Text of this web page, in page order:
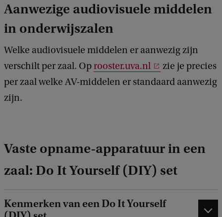
Aanwezige audiovisuele middelen
in onderwijszalen
Welke audiovisuele middelen er aanwezig zijn
verschilt per zaal. Oprooster.uva.nl
zie je precies
per zaal welke AV-middelen er standaard aanwezig
zijn.
Vaste opname-apparatuur in een
zaal: Do It Yourself (DIY) set
Kenmerken van een Do It Yourself
k